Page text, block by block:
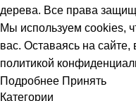
дерева. Все права
Мы используем cookies,
вас. Оставаясь на
политикой
Подробнее Принять
Категории